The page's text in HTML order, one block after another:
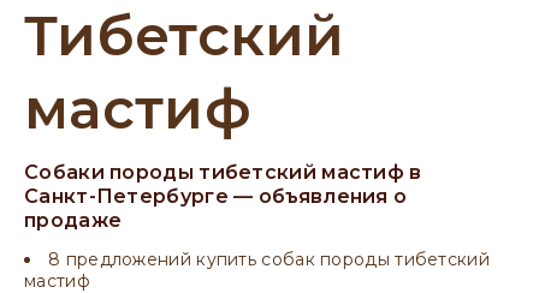
Тибетский
мастиф
Собаки породы тибетский мастиф в
Санкт-Петербурге — объявления о
продаже
8 предложений купить собак породы тибетский
мастиф